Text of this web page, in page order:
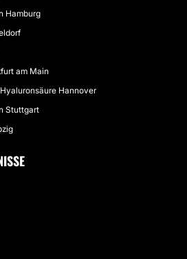
Hamburg
am Main
Hannover
Stuttgart